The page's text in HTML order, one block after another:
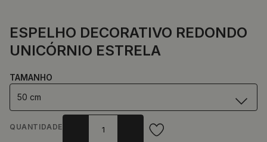
ESPELHO DECORATIVO REDONDO
UNICÓRNIO ESTRELA
TAMANHO
50 cm
QUANTIDADE